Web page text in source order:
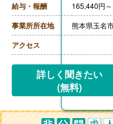
給与・報酬
165,440円
事業所所在地
アクセス
詳しく聞きたい
(無料)